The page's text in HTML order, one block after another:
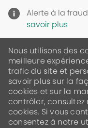
Alerte à la
savoir plus
Nous utilisons des
meilleure
trafic du site et
savoir plus sur la
cookies et sur la
contrôler,
cookies. Si vous
consentez à notre